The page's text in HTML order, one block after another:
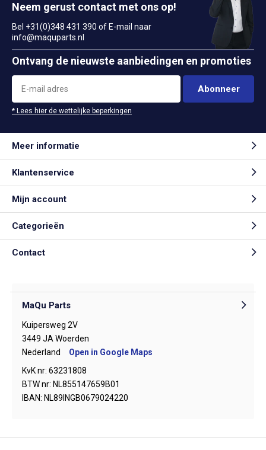
Neem gerust contact met ons op!
Bel +31(0)348 431 390 of E-mail naar
info@maquparts.nl
Ontvang de nieuwste aanbiedingen en promoties
Abonneer
* Lees hier de wettelijke beperkingen
Meer informatie
Klantenservice
Mijn account
Categorieën
Contact
MaQu Parts
Kuipersweg 2V
3449 JA Woerden
Nederland
Open in Google Maps
KvK nr: 63231808
BTW nr: NL855147659B01
IBAN: NL89INGB0679024220